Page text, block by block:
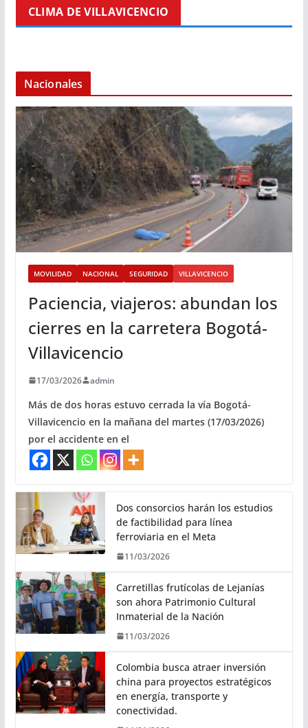
CLIMA DE VILLAVICENCIO
Nacionales
MOVILIDAD NACIONAL SEGURIDAD VILLAVICENCIO
Paciencia, viajeros: abundan los
cierres en la carretera Bogotá-
Villavicencio
17/03/2026 admin
Más de dos horas estuvo cerrada la vía Bogotá-
Villavicencio en la mañana del martes (17/03/2026)
por el accidente en el
Dos consorcios harán los estudios
de factibilidad para línea
ferroviaria en el Meta
11/03/2026
Carretillas frutícolas de Lejanías
son ahora Patrimonio Cultural
Inmaterial de la Nación
11/03/2026
Colombia busca atraer inversión
china para proyectos estratégicos
en energía, transporte y
conectividad.